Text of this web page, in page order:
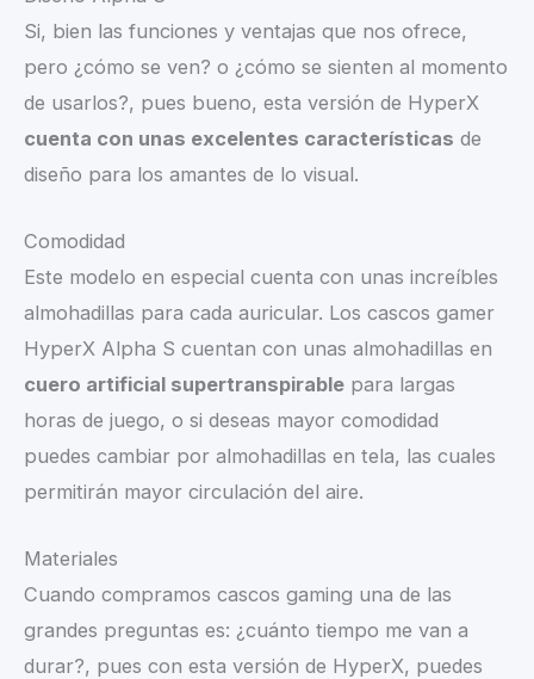
Si, bien las funciones y ventajas que nos ofrece,
pero ¿cómo se ven? o ¿cómo se sienten al momento
de usarlos?, pues bueno, esta versión de HyperX
cuenta con unas excelentes características de
diseño para los amantes de lo visual.
Comodidad
Este modelo en especial cuenta con unas increíbles
almohadillas para cada auricular. Los cascos gamer
HyperX Alpha S cuentan con unas almohadillas en
cuero artificial supertranspirable para largas
horas de juego, o si deseas mayor comodidad
puedes cambiar por almohadillas en tela, las cuales
permitirán mayor circulación del aire.
Materiales
Cuando compramos cascos gaming una de las
grandes preguntas es: ¿cuánto tiempo me van a
durar?, pues con esta versión de HyperX, puedes